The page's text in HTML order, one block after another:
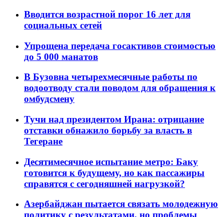
Вводится возрастной порог 16 лет для
социальных сетей
Упрощена передача госактивов стоимостью
до 5 000 манатов
В Бузовна четырехмесячные работы по
водоотводу стали поводом для обращения к
омбудсмену
Тучи над президентом Ирана: отрицание
отставки обнажило борьбу за власть в
Тегеране
Десятимесячное испытание метро: Баку
готовится к будущему, но как пассажиры
справятся с сегодняшней нагрузкой?
Азербайджан пытается связать молодежную